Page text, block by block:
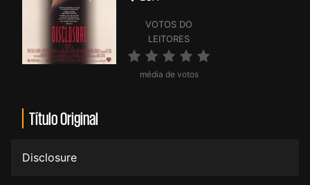
VOTOS DO
LEITORES
média de votos
Título Original
Disclosure